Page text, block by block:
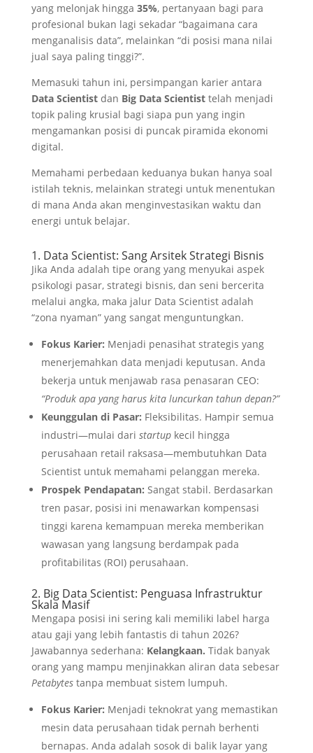
yang melonjak hingga 35%, pertanyaan bagi para
profesional bukan lagi sekadar “bagaimana cara
menganalisis data”, melainkan “di posisi mana nilai
jual saya paling tinggi?”.
Memasuki tahun ini, persimpangan karier antara
Data Scientistdan Big Data Scientisttelah menjadi
topik paling krusial bagi siapa pun yang ingin
mengamankan posisi di puncak piramida ekonomi
digital.
Memahami perbedaan keduanya bukan hanya soal
istilah teknis, melainkan strategi untuk menentukan
di mana Anda akan menginvestasikan waktu dan
energi untuk belajar.
1. Data Scientist: Sang Arsitek Strategi Bisnis
Jika Anda adalah tipe orang yang menyukai aspek
psikologi pasar, strategi bisnis, dan seni bercerita
melalui angka, maka jalur Data Scientist adalah
“zona nyaman” yang sangat menguntungkan.
Fokus Karier: Menjadi penasihat strategis yang
menerjemahkan data menjadi keputusan. Anda
bekerja untuk menjawab rasa penasaran CEO:
“Produk apa yang harus kita luncurkan tahun depan?”
Keunggulan di Pasar: Fleksibilitas. Hampir semua
industri—mulai dari startupkecil hingga
perusahaan retail raksasa—membutuhkan Data
Scientist untuk memahami pelanggan mereka.
Prospek Pendapatan: Sangat stabil. Berdasarkan
tren pasar, posisi ini menawarkan kompensasi
tinggi karena kemampuan mereka memberikan
wawasan yang langsung berdampak pada
profitabilitas (ROI) perusahaan.
2. Big Data Scientist: Penguasa Infrastruktur
Skala Masif
Mengapa posisi ini sering kali memiliki label harga
atau gaji yang lebih fantastis di tahun 2026?
Jawabannya sederhana: Kelangkaan. Tidak banyak
orang yang mampu menjinakkan aliran data sebesar
Petabytestanpa membuat sistem lumpuh.
Fokus Karier: Menjadi teknokrat yang memastikan
mesin data perusahaan tidak pernah berhenti
bernapas. Anda adalah sosok di balik layar yang